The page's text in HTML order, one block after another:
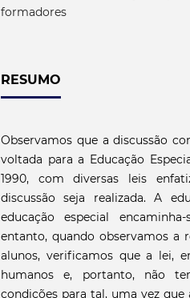
formadores
RESUMO
Observamos que a discussão
voltada para a Educação
1990, com diversas leis
discussão seja realizada. A
educação especial
entanto, quando observamos a
alunos, verificamos que a lei,
humanos e, portanto, não
condições para tal, uma vez